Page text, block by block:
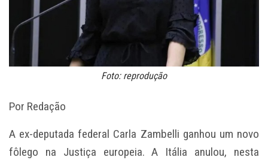
Foto: reprodução
Por Redação
A ex-deputada federal Carla Zambelli ganhou um novo
fôlego na Justiça europeia. A Itália anulou, nesta